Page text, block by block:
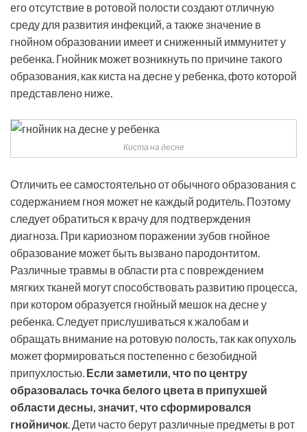
его отсутствие в ротовой полости создают отличную
среду для развития инфекций, а также значение в
гнойном образовании имеет и сниженный иммунитет у
ребенка. Гнойник может возникнуть по причине такого
образования, как киста на десне у ребенка, фото которой
представлено ниже.
Киста на десне
Отличить ее самостоятельно от обычного образования с
содержанием гноя может не каждый родитель. Поэтому
следует обратиться к врачу для подтверждения
диагноза. При кариозном поражении зубов гнойное
образование может быть вызвано пародонтитом.
Различные травмы в области рта с повреждением
мягких тканей могут способствовать развитию процесса,
при котором образуется гнойный мешок на десне у
ребенка. Следует прислушиваться к жалобам и
обращать внимание на ротовую полость, так как опухоль
может формироваться постепенно с безобидной
припухлостью. Если заметили, что по центру
образовалась точка белого цвета в припухшей
области десны, значит, что сформировался
гнойничок. Дети часто берут различные предметы в рот